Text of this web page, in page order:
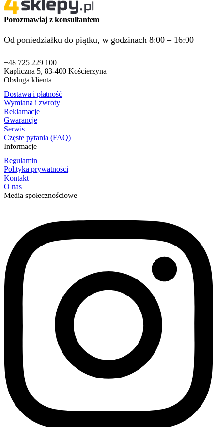
Porozmawiaj z konsultantem
Od poniedziałku do piątku, w godzinach 8:00 – 16:00
+48 725 229 100
Kapliczna 5, 83-400 Kościerzyna
Obsługa klienta
Dostawa i płatność
Wymiana i zwroty
Reklamacje
Gwarancje
Serwis
Częste pytania (FAQ)
Informacje
Regulamin
Polityka prywatności
Kontakt
O nas
Media społecznościowe